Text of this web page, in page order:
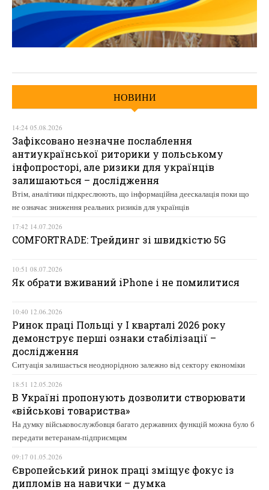
НОВИНИ
14:24 05.08.2026
Зафіксовано незначне послаблення
антиукраїнської риторики у польському
інфопросторі, але ризики для українців
залишаються – дослідження
Втім, аналітики підкреслюють, що інформаційна деескалація поки що
не означає зниження реальних ризиків для українців
17:42 14.07.2026
COMFORTRADE: Трейдинг зі швидкістю 5G
10:51 08.07.2026
Як обрати вживаний iPhone і не помилитися
10:40 12.06.2026
Ринок праці Польщі у І кварталі 2026 року
демонструє перші ознаки стабілізації –
дослідження
Ситуація залишається неоднорідною залежно від сектору економіки
18:51 12.05.2026
В Україні пропонують дозволити створювати
«військові товариства»
На думку військовослужбовця багато державних функцій можна було б
передати ветеранам-підприємцям
09:17 01.05.2026
Європейський ринок праці зміщує фокус із
дипломів на навички – думка